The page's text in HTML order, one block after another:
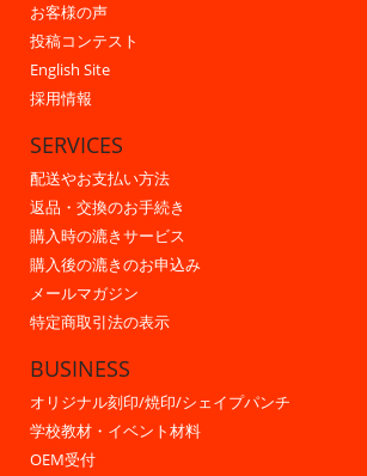
お客様の声
投稿コンテスト
English Site
採用情報
SERVICES
配送やお支払い方法
返品・交換のお手続き
購入時の漉きサービス
購入後の漉きのお申込み
メールマガジン
特定商取引法の表示
BUSINESS
オリジナル刻印/焼印/シェイプパンチ
学校教材・イベント材料
OEM受付